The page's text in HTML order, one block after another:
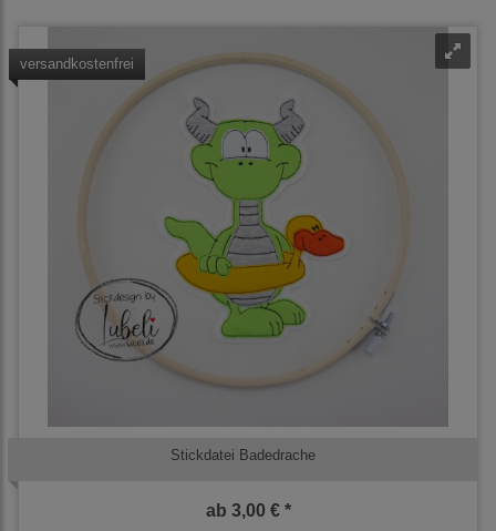
versandkostenfrei
Stickdatei Badedrache
ab 3,00 € *